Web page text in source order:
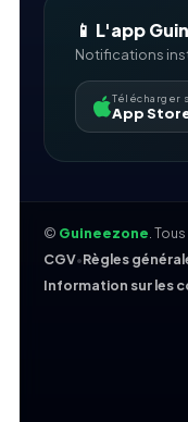
📱 L'app
Notifications
Télécharger
App
© Guineezone .
CGV•Règles
Information sur les